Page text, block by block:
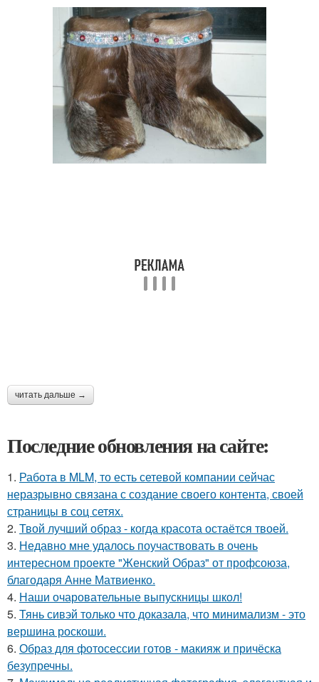
читать дальше →
Последние обновления на сайте:
1. Работа в MLM, то есть сетевой компании сейчас
неразрывно связана с создание своего контента, своей
страницы в соц сетях.
2. Твой лучший образ - когда красота остаётся твоей.
3. Недавно мне удалось поучаствовать в очень
интересном проекте "Женский Образ" от профсоюза,
благодаря Анне Матвиенко.
4. Наши очаровательные выпускницы школ!
5. Тянь сивэй только что доказала, что минимализм - это
вершина роскоши.
6. Образ для фотосессии готов - макияж и причёска
безупречны.